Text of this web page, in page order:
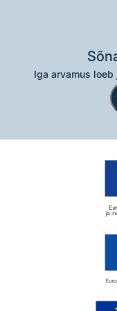
Iga arvamus